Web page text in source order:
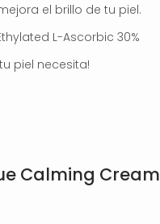
el brillo de tu piel.
L-Ascorbic 30%
piel necesita!
Calming Cream